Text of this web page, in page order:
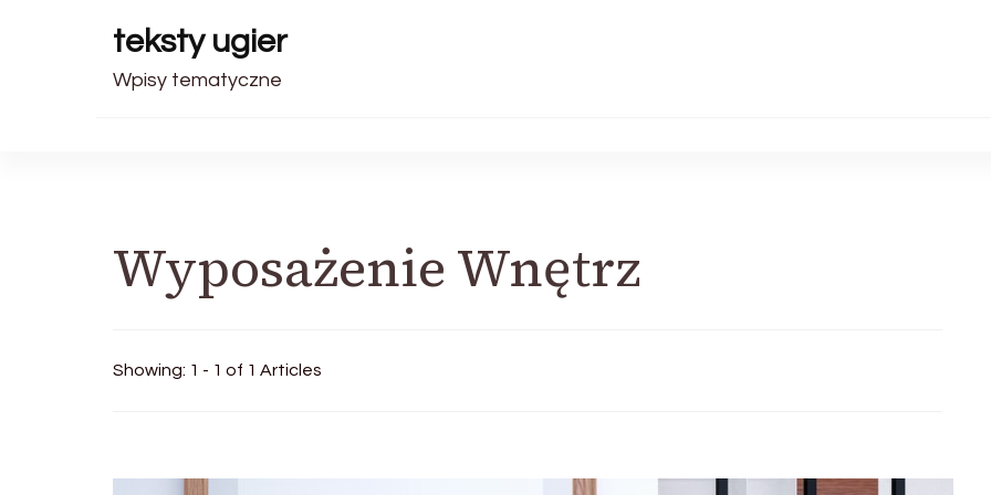
teksty ugier
Wpisy tematyczne
Wyposażenie Wnętrz
Showing: 1 - 1 of 1 Articles